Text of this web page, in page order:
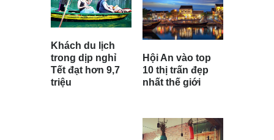
Khách du lịch
trong dịp nghỉ
Tết đạt hơn 9,7
triệu
Hội An vào top
10 thị trấn đẹp
nhất thế giới